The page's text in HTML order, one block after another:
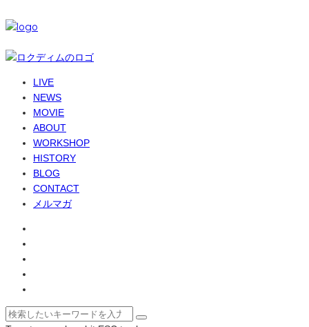
LIVE
NEWS
MOVIE
ABOUT
WORKSHOP
HISTORY
BLOG
CONTACT
メルマガ